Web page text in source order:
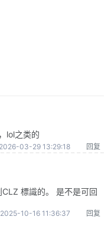
lol之类的
2026-03-29 13:29:18 回复
標識的。 是不是可回
2025-10-16 11:36:37 回复